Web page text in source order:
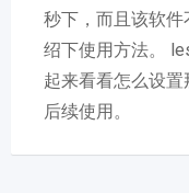
秒下，而且该软
绍下使用方法。
起来看看怎么设
后续使用。